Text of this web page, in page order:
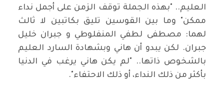
العليم.. "بهذه الجملة توقف الزمن على أجمل نداء
ممكن" وما بين القوسين تليق بكاتبين لا ثالث
لهما: مصطفى لطفي المنفلوطي و جبران خليل
جبران. لكن يبدو أن هاني وبشهادة السارد العليم
بالشخوص ذاتها.. "لم يكن هاني يرغب في الدنيا
بأكثر من ذلك النداء، أو ذلك الاحتفاء".